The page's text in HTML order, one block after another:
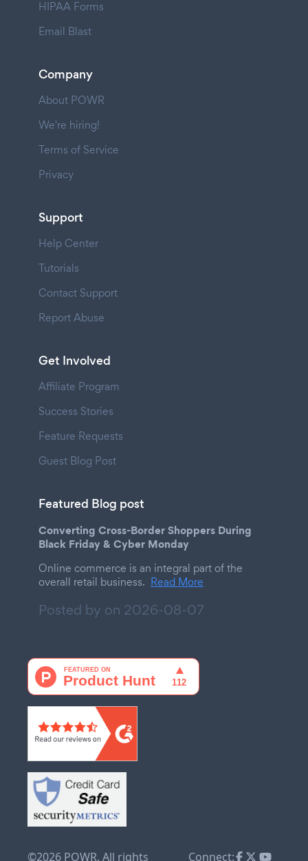
HIPAA Forms
Email Blast
Company
About POWR
We're hiring!
Terms of Service
Privacy
Support
Help Center
Tutorials
Contact Support
Report Abuse
Get Involved
Affiliate Program
Success Stories
Feature Requests
Guest Blog Post
Featured Blog post
Converting Cross-Border Shoppers During
Black Friday & Cyber Monday
Online commerce is an integral part of the
overall retail business. Read More
Posted by on 2026-08-07
©2026 POWR. All rights Connect: